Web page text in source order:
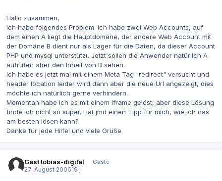
Hallo zusammen,
ich habe folgendes Problem. Ich habe zwei Web Accounts, auf
dem einen A liegt die Hauptdomäne, der andere Web Account mit
der Domäne B dient nur als Lager für die Daten, da dieser Account
PHP und mysql unterstützt. Jetzt sollen die Anwender natürlich A
aufrufen aber den Inhalt von B sehen.
Ich habe es jetzt mal mit einem Meta Tag "redirect" versucht und
header location leider wird dann aber die neue Url angezeigt, dies
möchte ich natürlich gerne verhindern.
Momentan habe ich es mit einem iframe gelöst, aber diese Lösung
finde ich nicht so super. Hat jmd einen Tipp für mich, wie ich das
am besten lösen kann?
Danke für jede Hilfe! und viele Grüße
Gast tobias-digital
Gäste
27. August 200619 j